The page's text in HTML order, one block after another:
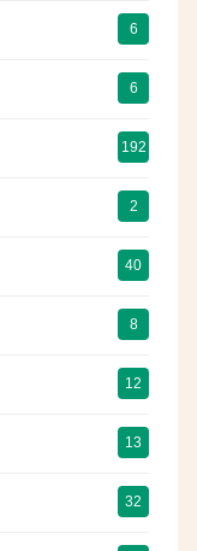
6
6
192
2
40
8
12
13
32